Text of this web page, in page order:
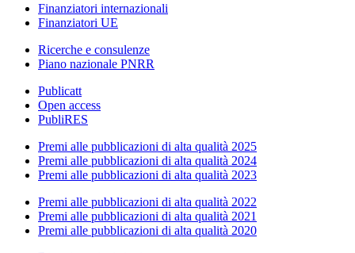
Finanziatori internazionali
Finanziatori UE
Ricerche e consulenze
Piano nazionale PNRR
Publicatt
Open access
PubliRES
Premi alle pubblicazioni di alta qualità 2025
Premi alle pubblicazioni di alta qualità 2024
Premi alle pubblicazioni di alta qualità 2023
Premi alle pubblicazioni di alta qualità 2022
Premi alle pubblicazioni di alta qualità 2021
Premi alle pubblicazioni di alta qualità 2020